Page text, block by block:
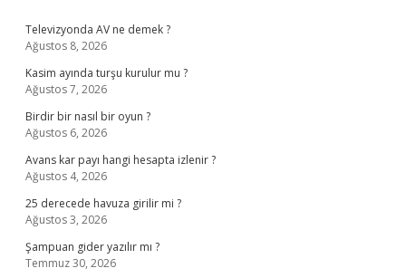
Televizyonda AV ne demek ?
Ağustos 8, 2026
Kasim ayında turşu kurulur mu ?
Ağustos 7, 2026
Birdir bir nasıl bir oyun ?
Ağustos 6, 2026
Avans kar payı hangi hesapta izlenir ?
Ağustos 4, 2026
25 derecede havuza girilir mi ?
Ağustos 3, 2026
Şampuan gider yazılır mı ?
Temmuz 30, 2026